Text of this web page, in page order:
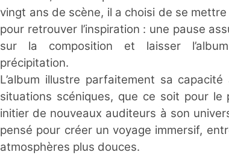
vingt ans de scène, il a choisi de se
pour retrouver l’inspiration : une pause
sur la composition et laisser
précipitation.
L’album illustre parfaitement sa
situations scéniques, que ce soit pour le
initier de nouveaux auditeurs à son
pensé pour créer un voyage immersif,
atmosphères plus douces.